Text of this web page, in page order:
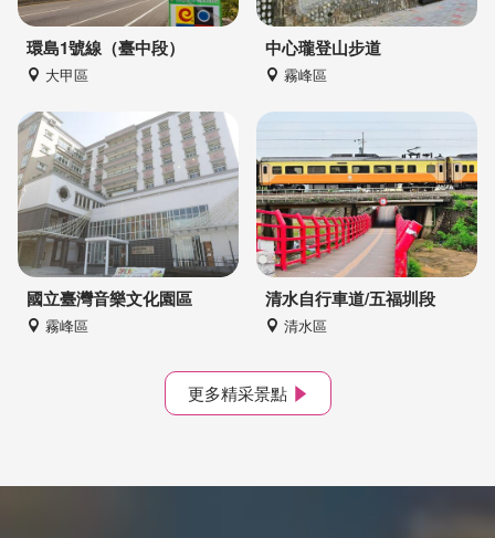
環島1號線（臺中段）
大甲區
中心瓏登山步道
霧峰區
國立臺灣音樂文化園區
霧峰區
清水自行車道/五福圳段
清水區
更多精采景點